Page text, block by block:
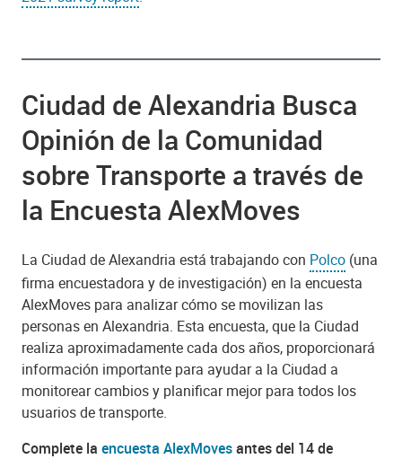
Ciudad de Alexandria Busca
Opinión de la Comunidad
sobre Transporte a través de
la Encuesta AlexMoves
La Ciudad de Alexandria está trabajando con Polco (una
firma encuestadora y de investigación) en la encuesta
AlexMoves para analizar cómo se movilizan las
personas en Alexandria. Esta encuesta, que la Ciudad
realiza aproximadamente cada dos años, proporcionará
información importante para ayudar a la Ciudad a
monitorear cambios y planificar mejor para todos los
usuarios de transporte.
Complete la encuesta AlexMovesantes del 14 de